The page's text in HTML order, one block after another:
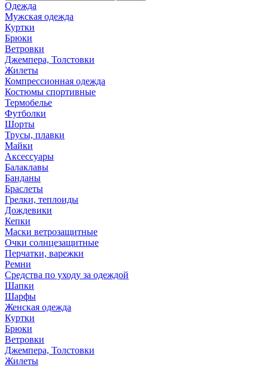
Одежда
Мужская одежда
Куртки
Брюки
Ветровки
Джемпера, Толстовки
Жилеты
Компрессионная одежда
Костюмы спортивные
Термобелье
Футболки
Шорты
Трусы, плавки
Майки
Аксессуары
Балаклавы
Банданы
Браслеты
Грелки, теплоиды
Дождевики
Кепки
Маски ветрозащитные
Очки солнцезащитные
Перчатки, варежки
Ремни
Средства по уходу за одеждой
Шапки
Шарфы
Женская одежда
Куртки
Брюки
Ветровки
Джемпера, Толстовки
Жилеты